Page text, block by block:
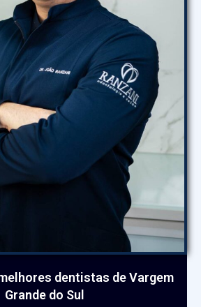
dentistas de Vargem
Grande do Sul